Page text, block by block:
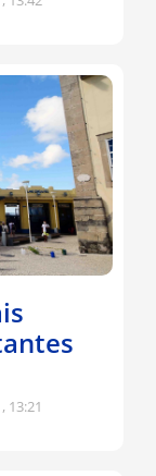
13:21